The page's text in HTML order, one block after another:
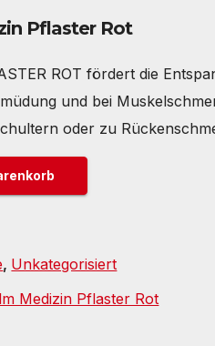
Pflaster Rot
ROT fördert die
und bei
oder zu
, Unkategorisiert
Medizin Pflaster Rot